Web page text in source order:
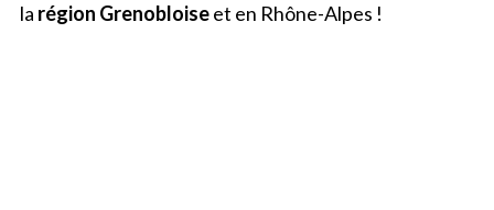
la région Grenobloiseet en Rhône-Alpes !